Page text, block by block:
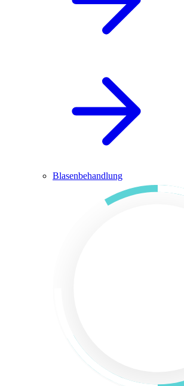
Blasenbehandlung